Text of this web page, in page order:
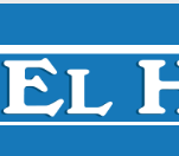
Skip
content